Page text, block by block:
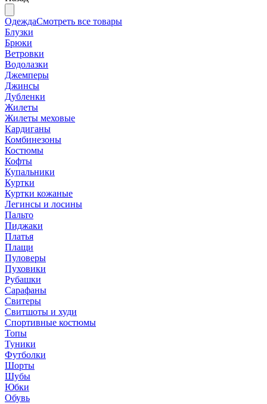
ОдеждаСмотреть все товары
Блузки
Брюки
Ветровки
Водолазки
Джемперы
Джинсы
Дубленки
Жилеты
Жилеты меховые
Кардиганы
Комбинезоны
Костюмы
Кофты
Купальники
Куртки
Куртки кожаные
Легинсы и лосины
Пальто
Пиджаки
Платья
Плащи
Пуловеры
Пуховики
Рубашки
Сарафаны
Свитеры
Свитшоты и худи
Спортивные костюмы
Топы
Туники
Футболки
Шорты
Шубы
Юбки
Обувь